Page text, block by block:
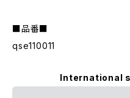
■品番■
qse110011
International